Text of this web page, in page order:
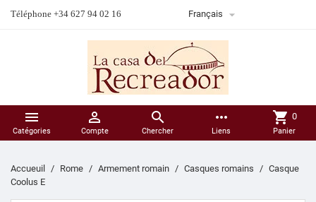
Téléphone +34 627 94 02 16 Français 

Catégories

Compte

Chercher
more_horiz
Liens
shopping_cart 0
Panier
Accueuil Rome Armement romain Casques romains
Casque
Coolus E